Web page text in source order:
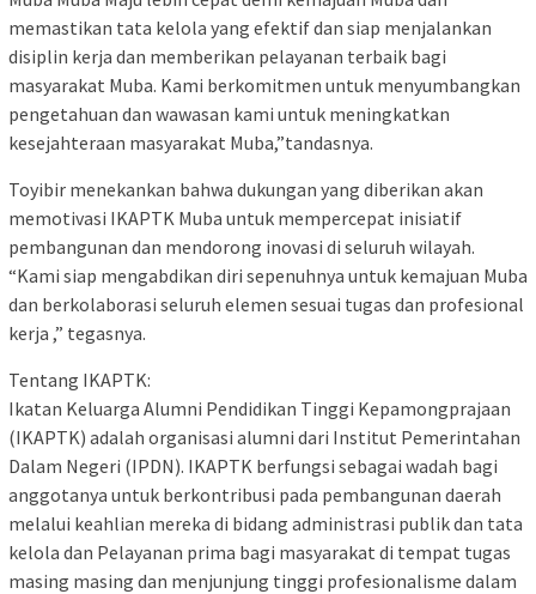
memastikan tata kelola yang efektif dan siap menjalankan
disiplin kerja dan memberikan pelayanan terbaik bagi
masyarakat Muba. Kami berkomitmen untuk menyumbangkan
pengetahuan dan wawasan kami untuk meningkatkan
kesejahteraan masyarakat Muba,”tandasnya.
Toyibir menekankan bahwa dukungan yang diberikan akan
memotivasi IKAPTK Muba untuk mempercepat inisiatif
pembangunan dan mendorong inovasi di seluruh wilayah.
“Kami siap mengabdikan diri sepenuhnya untuk kemajuan Muba
dan berkolaborasi seluruh elemen sesuai tugas dan profesional
kerja ,” tegasnya.
Tentang IKAPTK:
Ikatan Keluarga Alumni Pendidikan Tinggi Kepamongprajaan
(IKAPTK) adalah organisasi alumni dari Institut Pemerintahan
Dalam Negeri (IPDN). IKAPTK berfungsi sebagai wadah bagi
anggotanya untuk berkontribusi pada pembangunan daerah
melalui keahlian mereka di bidang administrasi publik dan tata
kelola dan Pelayanan prima bagi masyarakat di tempat tugas
masing masing dan menjunjung tinggi profesionalisme dalam